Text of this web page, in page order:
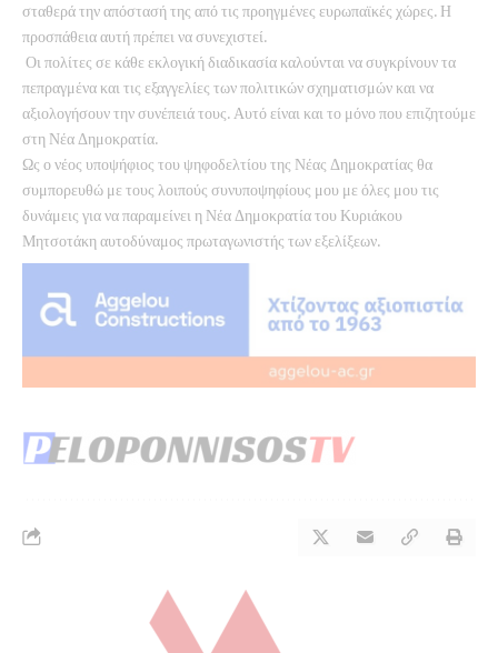
σταθερά την απόστασή της από τις προηγμένες ευρωπαϊκές χώρες. Η
προσπάθεια αυτή πρέπει να συνεχιστεί.
Οι πολίτες σε κάθε εκλογική διαδικασία καλούνται να συγκρίνουν τα
πεπραγμένα και τις εξαγγελίες των πολιτικών σχηματισμών και να
αξιολογήσουν την συνέπειά τους. Αυτό είναι και το μόνο που επιζητούμε
στη Νέα Δημοκρατία.
Ως ο νέος υποψήφιος του ψηφοδελτίου της Νέας Δημοκρατίας θα
συμπορευθώ με τους λοιπούς συνυποψηφίους μου με όλες μου τις
δυνάμεις για να παραμείνει η Νέα Δημοκρατία του Κυριάκου
Μητσοτάκη αυτοδύναμος πρωταγωνιστής των εξελίξεων.